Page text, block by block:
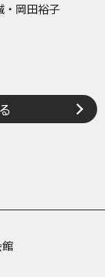
・岡田裕子